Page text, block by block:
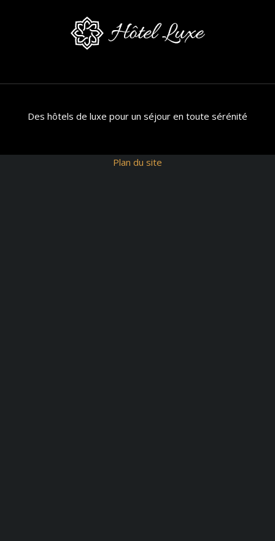
Des hôtels de luxe pour un séjour en toute sérénité
Plan du site